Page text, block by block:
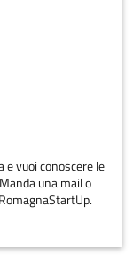
vuoi conoscere le
una mail o